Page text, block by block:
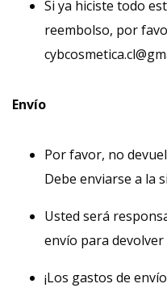
Si ya hiciste todo
reembolso, por
Envío
Por favor, no
Debe enviarse a la
Usted será
envío para
¡Los gastos de